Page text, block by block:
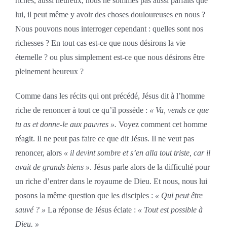
lui, il peut même y avoir des choses douloureuses en nous ?
Nous pouvons nous interroger cependant : quelles sont nos
richesses ? En tout cas est-ce que nous désirons la vie
éternelle ? ou plus simplement est-ce que nous désirons être
pleinement heureux ?
Comme dans les récits qui ont précédé, Jésus dit à l’homme
riche de renoncer à tout ce qu’il possède : « Va, vends ce que
tu as et donne-le aux pauvres ». Voyez comment cet homme
réagit. Il ne peut pas faire ce que dit Jésus. Il ne veut pas
renoncer, alors « il devint sombre et s’en alla tout triste, car il
avait de grands biens ». Jésus parle alors de la difficulté pour
un riche d’entrer dans le royaume de Dieu. Et nous, nous lui
posons la même question que les disciples : « Qui peut être
sauvé ? » La réponse de Jésus éclate : « Tout est possible à
Dieu. »